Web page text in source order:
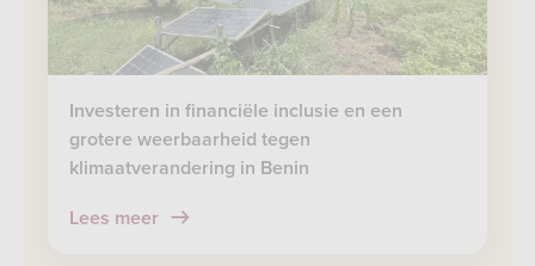
Investeren in financiële inclusie en een
grotere weerbaarheid tegen
klimaatverandering in Benin
Lees meer